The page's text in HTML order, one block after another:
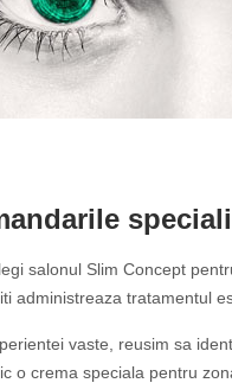
salonul Slim Concept
administreaza tratamentul
vaste, reusim sa
o crema speciala pentru